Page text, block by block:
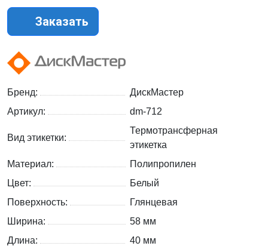
Заказать
Бренд:
ДискМастер
Артикул:
dm-712
Вид этикетки:
Термотрансферная
этикетка
Материал:
Полипропилен
Цвет:
Белый
Поверхность:
Глянцевая
Ширина:
58 мм
Длина:
40 мм